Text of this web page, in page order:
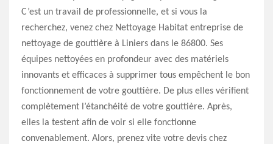
C’est un travail de professionnelle, et si vous la
recherchez, venez chez Nettoyage Habitat entreprise de
nettoyage de gouttière à Liniers dans le 86800. Ses
équipes nettoyées en profondeur avec des matériels
innovants et efficaces à supprimer tous empêchent le bon
fonctionnement de votre gouttière. De plus elles vérifient
complètement l’étanchéité de votre gouttière. Après,
elles la testent afin de voir si elle fonctionne
convenablement. Alors, prenez vite votre devis chez